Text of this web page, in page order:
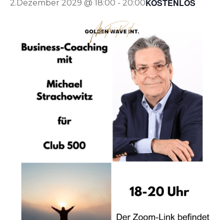
2.Dezember 2029 @ 18:00 - 20:00KOSTENLOS